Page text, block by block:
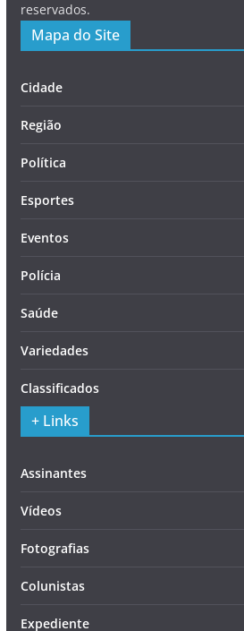
reservados.
Mapa do Site
Cidade
Região
Política
Esportes
Eventos
Polícia
Saúde
Variedades
Classificados
+ Links
Assinantes
Vídeos
Fotografias
Colunistas
Expediente